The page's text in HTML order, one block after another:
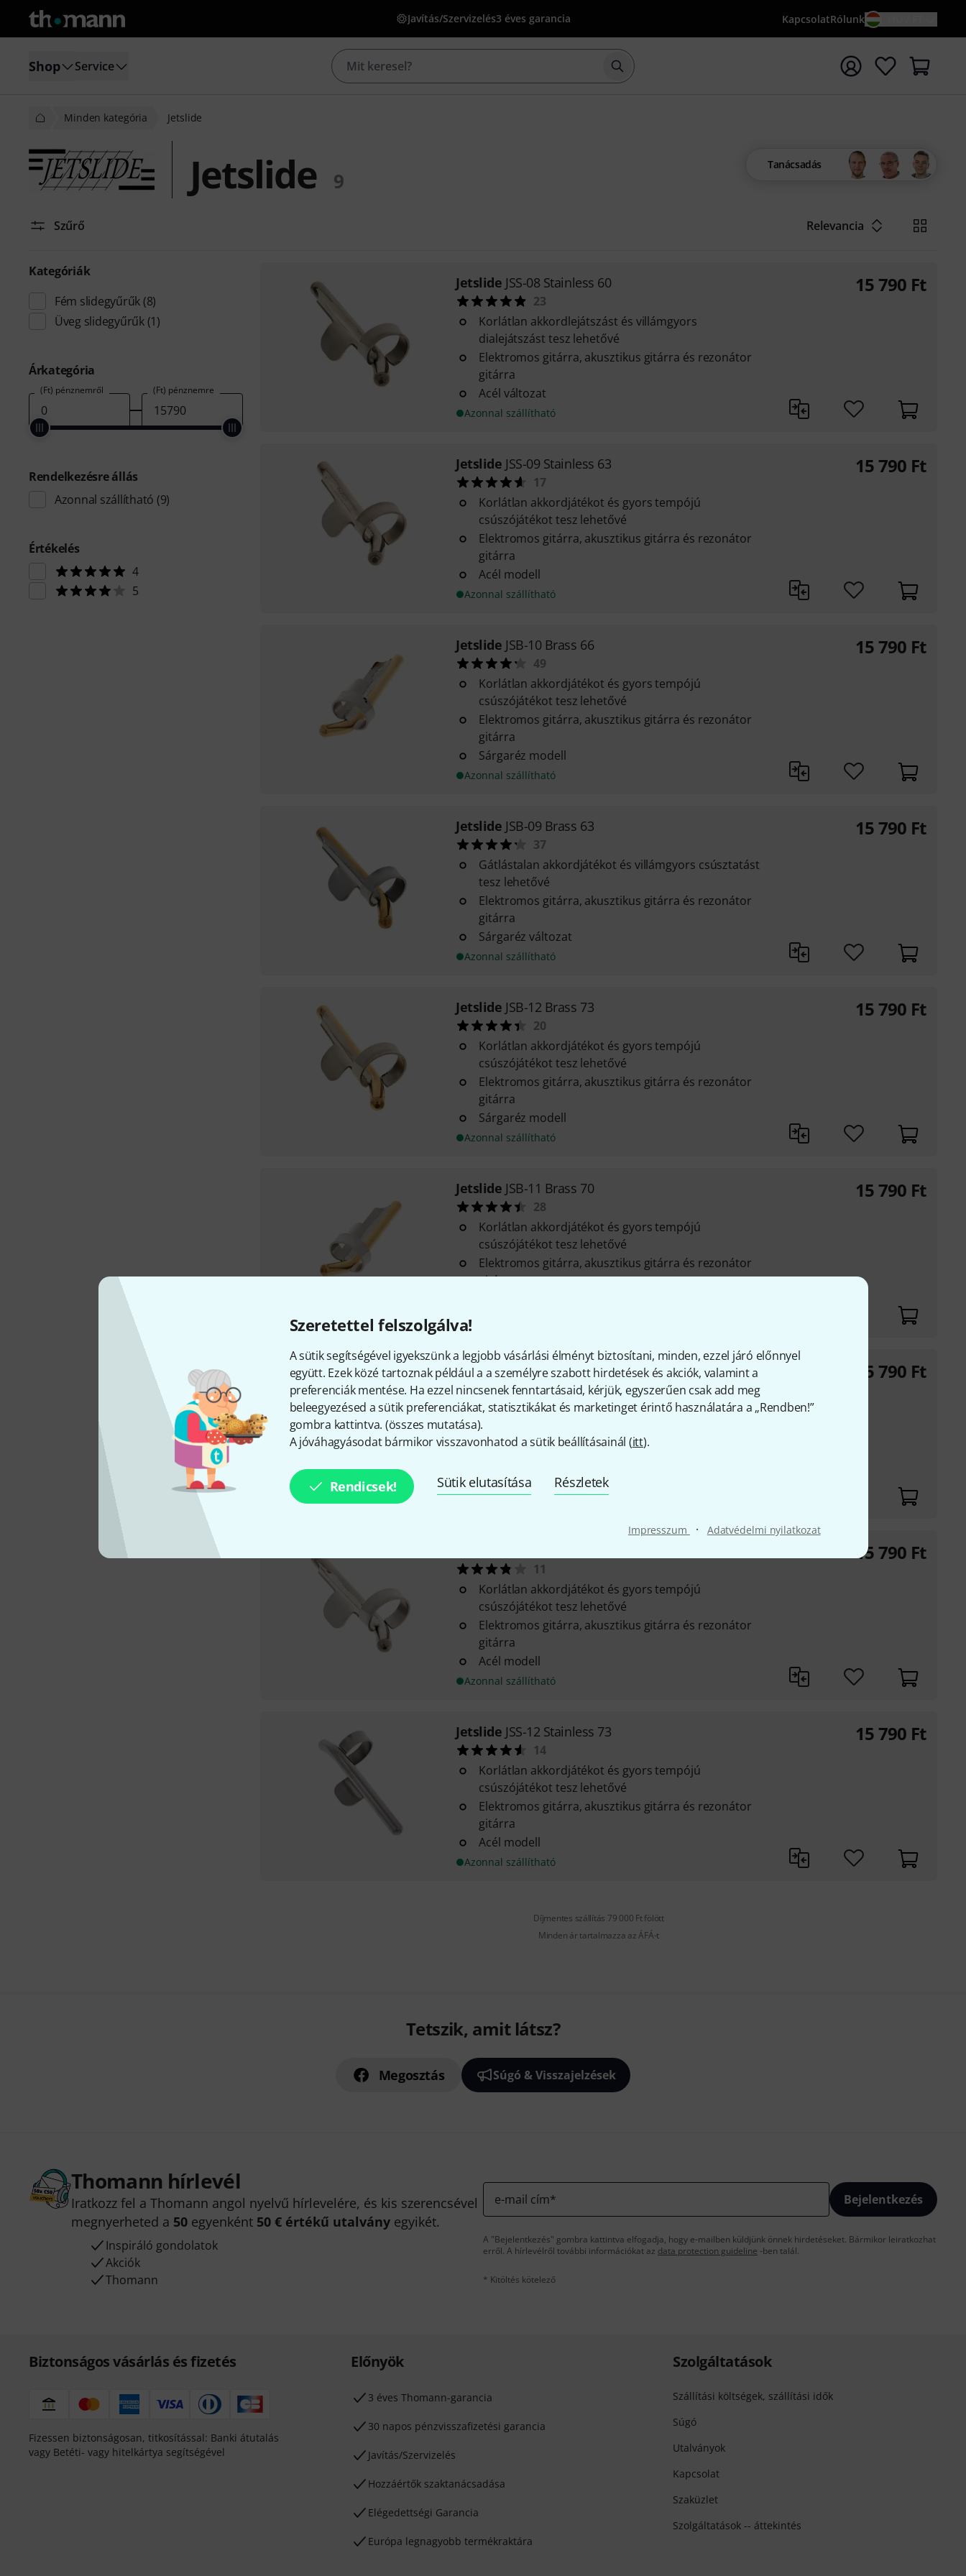
Szeretettel felszolgálva!
A sütik segítségével igyekszünk a legjobb vásárlási élményt biztosítani, minden, ezzel járó előnnyel
együtt. Ezek közé tartoznak például a a személyre szabott hirdetések és akciók, valamint a
preferenciák mentése. Ha ezzel nincsenek fenntartásaid, kérjük, egyszerűen csak add meg
beleegyezésed a sütik preferenciákat, statisztikákat és marketinget érintő használatára a „Rendben!”
gombra kattintva. (összes mutatása).
A jóváhagyásodat bármikor visszavonhatod a sütik beállításainál (itt).
Rendicsek! Sütik elutasítása Részletek
Impresszum · Adatvédelmi nyilatkozat
Javítás/Szervizelés3 éves garancia KapcsolatRólunk
Shop Service Keresés indítása {searchTerm} keresőszóval
Minden kategória Jetslide
Jetslide 9
Tanácsadás
Szűrő Relevancia
Kategóriák
Fém slidegyűrűk (8)
Üveg slidegyűrűk(1)
Árkategória
(Ft) pénznemről (Ft) pénznemre
Rendelkezésre állás
Azonnal szállítható (9)
Értékelés
4
5
Jetslide JSS-08 Stainless 60
23
Korlátlan akkordlejátszást és villámgyors
dialejátszást tesz lehetővé
Elektromos gitárra, akusztikus gitárra és rezonátor
gitárra
Acél változat
Azonnal szállítható
15 790 Ft
Jetslide JSS-09 Stainless 63
17
Korlátlan akkordjátékot és gyors tempójú
csúszójátékot tesz lehetővé
Elektromos gitárra, akusztikus gitárra és rezonátor
gitárra
Acél modell
Azonnal szállítható
15 790 Ft
Jetslide JSB-10 Brass 66
49
Korlátlan akkordjátékot és gyors tempójú
csúszójátékot tesz lehetővé
Elektromos gitárra, akusztikus gitárra és rezonátor
gitárra
Sárgaréz modell
Azonnal szállítható
15 790 Ft
Jetslide JSB-09 Brass 63
37
Gátlástalan akkordjátékot és villámgyors csúsztatást
tesz lehetővé
Elektromos gitárra, akusztikus gitárra és rezonátor
gitárra
Sárgaréz változat
Azonnal szállítható
15 790 Ft
Jetslide JSB-12 Brass 73
20
Korlátlan akkordjátékot és gyors tempójú
csúszójátékot tesz lehetővé
Elektromos gitárra, akusztikus gitárra és rezonátor
gitárra
Sárgaréz modell
Azonnal szállítható
15 790 Ft
Jetslide JSB-11 Brass 70
28
Korlátlan akkordjátékot és gyors tempójú
csúszójátékot tesz lehetővé
Elektromos gitárra, akusztikus gitárra és rezonátor
gitárra
Azonnal szállítható
15 790 Ft
JetslideJSS-11 Stainless 70
12
Korlátlan akkordjátékot és gyors tempójú
csúszójátékot tesz lehetővé
Elektromos gitárra, akusztikus gitárra és rezonátor
Acél modell
Azonnal szállítható
15 790 Ft
11
Korlátlan akkordjátékot és gyors tempójú
csúszójátékot tesz lehetővé
Elektromos gitárra, akusztikus gitárra és rezonátor
gitárra
Acél modell
Azonnal szállítható
15 790 Ft
Jetslide JSS-12 Stainless 73
14
Korlátlan akkordjátékot és gyors tempójú
csúszójátékot tesz lehetővé
Elektromos gitárra, akusztikus gitárra és rezonátor
gitárra
Acél modell
Azonnal szállítható
15 790 Ft
Díjmentes szállítás 79 000 Ft fölött
Minden ár tartalmazza az ÁFÁ-t
Tetszik, amit látsz?
Megosztás Súgó & Visszajelzések
Thomann hírlevél
Iratkozz fel a Thomann angol nyelvű hírlevelére, és kis szerencsével
megnyerheted a 50 egyenként 50 € értékű utalvány egyikét.
Inspiráló gondolatok
Akciók
Thomann
e-mail cím* Bejelentkezés
A "Bejelentkezés" gombra kattintva elfogadja, hogy e-mailben küldjünk önnek hirdetéseket. Bármikor leiratkozhat
erről. A hírlevélről további információkat az data protection guideline -ben talál.
* Kitöltés kötelező
Biztonságos vásárlás és fizetés
Fizessen biztonságosan, titkosítással: Banki átutalás
vagy Betéti- vagy hitelkártya segítségével
Előnyök
3 éves Thomann-garancia
30 napos pénzvisszafizetési garancia
Javítás/Szervizelés
Hozzáértők szaktanácsadása
Elégedettségi Garancia
Európa legnagyobb termékraktára
Szolgáltatások
Szállítási költségek, szállítási idők
Súgó
Utalványok
Kapcsolat
Szaküzlet
Szolgáltatások -- áttekintés